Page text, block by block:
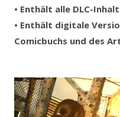
• Enthält alle DLC-
• Enthält digitale
Comicbuchs und des